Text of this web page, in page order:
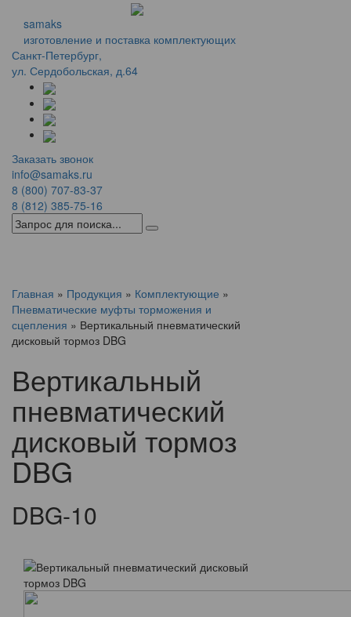
samaks
изготовление и поставка комплектующих
Санкт-Петербург,
ул. Сердобольская, д.64
Заказать звонок
info@samaks.ru
8 (800) 707-83-37
8 (812) 385-75-16
Главная » Продукция » Комплектующие »
Пневматические муфты торможения и
сцепления » Вертикальный пневматический
дисковый тормоз DBG
Вертикальный
пневматический
дисковый тормоз
DBG
DBG-10